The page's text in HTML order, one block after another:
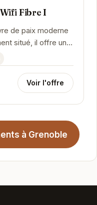
Fibre I
de paix moderne
situé, il offre un
ville tout...
Voir l'offre
à Grenoble